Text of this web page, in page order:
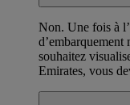
Non. Une fois à
d’embarquement
souhaitez
Emirates, vous